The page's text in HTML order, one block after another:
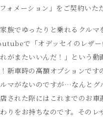
ォメーション」をご契約いた
族でゆったりと乗れるクルマ
で「オデッセイのレザ
がまたいいんだ！」という動
新車時の高額オプションです
マがないのですが…なんとグ
された際にはこれまでのお車
りをお持ちなのです。そのレ